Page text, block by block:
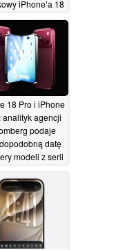
iPhone’a 18
Island i nie
30/06/2026
18 Pro i iPhone
analityk agencji
podaje
datę
modeli z serii